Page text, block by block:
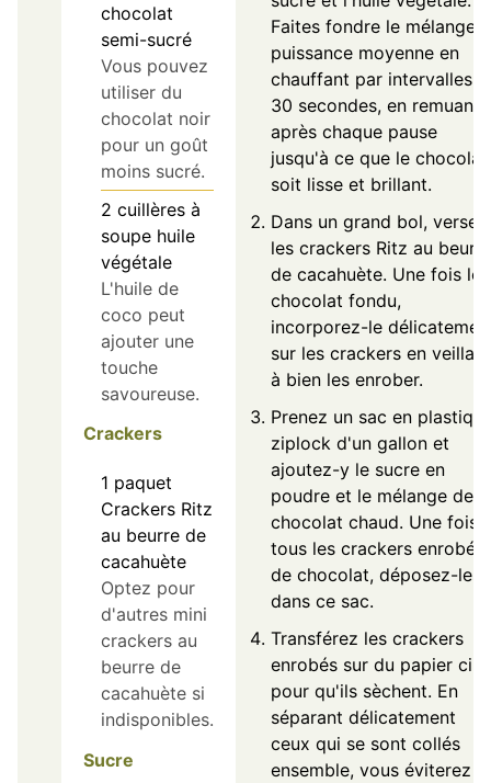
chocolat
semi-sucré
Vous pouvez
utiliser du
chocolat noir
pour un goût
moins sucré.
2 cuillères à
soupe huile
végétale
L'huile de
coco peut
ajouter une
touche
savoureuse.
Crackers
1 paquet
Crackers Ritz
au beurre de
cacahuète
Optez pour
d'autres mini
crackers au
beurre de
cacahuète si
indisponibles.
Sucre
Faites fondre le mélange à
puissance moyenne en
chauffant par intervalles
30 secondes, en remuant
après chaque pause
jusqu'à ce que le chocolat
soit lisse et brillant.
Dans un grand bol, versez
les crackers Ritz au beurre
de cacahuète. Une fois le
chocolat fondu,
incorporez-le
sur les crackers en veillant
à bien les enrober.
Prenez un sac en
ziplock d'un gallon et
ajoutez-y le sucre en
poudre et le mélange de
chocolat chaud. Une fois
tous les crackers enrobés
de chocolat, déposez-les
dans ce sac.
Transférez les crackers
enrobés sur du papier ciré
pour qu'ils sèchent. En
séparant délicatement
ceux qui se sont collés
ensemble, vous éviterez